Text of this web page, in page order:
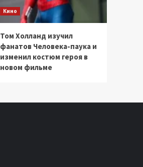
Кино
Том Холланд изучил
фанатов Человека-паука и
изменил костюм героя в
новом фильме